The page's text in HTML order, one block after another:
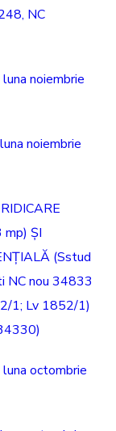
NC
noiembrie
noiembrie
mp) ȘI
(Sstud
NC nou 34833
1; Lv 1852/1)
octombrie